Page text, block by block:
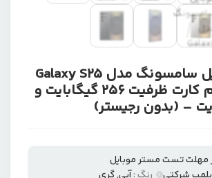
گوشی موبایل سامسونگ مدل Galaxy S25
Ultra دو سیم کارت ظرفیت 256 گیگابایت و